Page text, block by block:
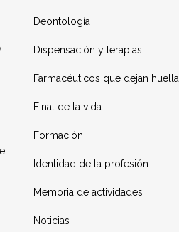
Deontología
Dispensación y terapias
Farmacéuticos que dejan huella
Final de la vida
Formación
Identidad de la profesión
Memoria de actividades
Noticias